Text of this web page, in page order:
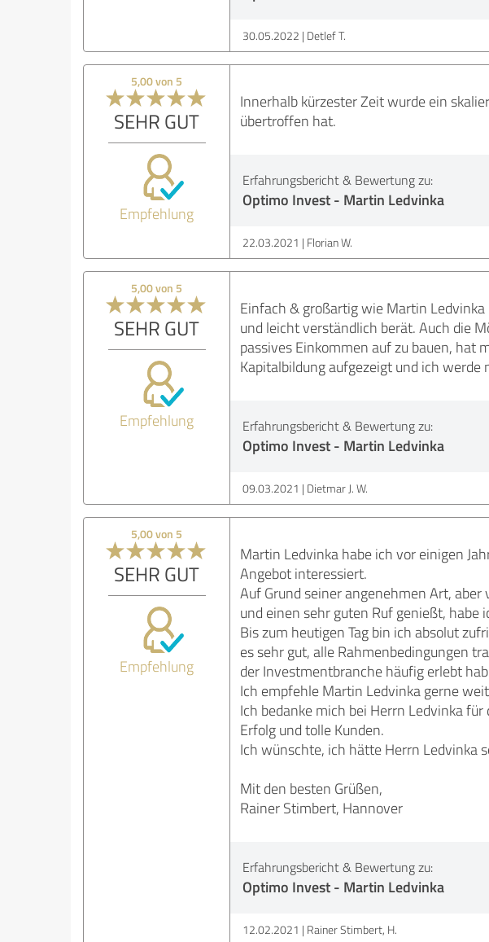
30.05.2022 Detlef T.
5,00 von 5
SEHR GUT
Empfehlung
Innerhalb kürzester Zeit wurde ein
übertroffen hat.
Erfahrungsbericht & Bewertung zu:
Optimo Invest - Martin Ledvinka
22.03.2021 Florian W.
5,00 von 5
SEHR GUT
Empfehlung
Einfach & großartig wie Martin
und leicht verständlich berät. Auch die
passives Einkommen auf zu bauen, hat
Kapitalbildung aufgezeigt und ich
Erfahrungsbericht & Bewertung zu:
Optimo Invest - Martin Ledvinka
09.03.2021 Dietmar J. W.
5,00 von 5
SEHR GUT
Empfehlung
Martin Ledvinka habe ich vor einigen
Angebot interessiert.
Auf Grund seiner angenehmen Art,
und einen sehr guten Ruf genießt, habe
Bis zum heutigen Tag bin ich absolut
es sehr gut, alle Rahmenbedingungen
der Investmentbranche häufig erlebt
Ich empfehle Martin Ledvinka gerne
Ich bedanke mich bei Herrn Ledvinka
Erfolg und tolle Kunden.
Ich wünschte, ich hätte Herrn Ledvinka
Mit den besten Grüßen,
Rainer Stimbert, Hannover
Erfahrungsbericht & Bewertung zu:
Optimo Invest - Martin Ledvinka
12.02.2021 Rainer Stimbert, H.